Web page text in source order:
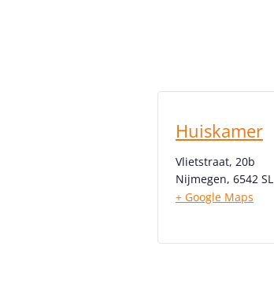
Huiskamer
Vlietstraat, 20b
Nijmegen, 6542 SL
+ Google Maps